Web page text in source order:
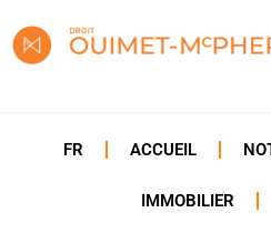
FR ACCUEIL
IMMOBILIER